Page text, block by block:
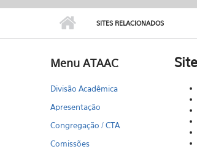
SITES RELACIONADOS
Menu ATAAC
Divisão Acadêmica
Apresentação
Congregação / CTA
Comissões